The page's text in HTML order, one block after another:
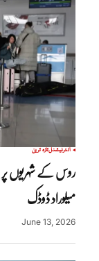
انٹرنیشنلتازہ ترین
روس کے شہریوں پر
میلوراد ڈوڈک
June 13, 2026